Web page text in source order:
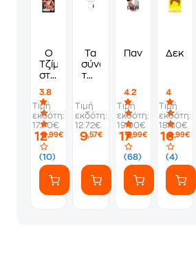
Ο
Τζίμης
στην
3.8
(10)
Τιμή
εκδότη:
17.70€
12,99€
Τα
σύνορα
του
Τιμή
εκδότη:
12.72€
9,57€
Πανδώρα
4.2
(68)
Τιμή
εκδότη:
19.90€
17,99€
4
(4)
Τιμή
εκδότη:
18.80€
16,99€